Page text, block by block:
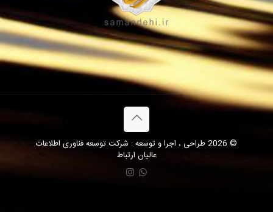
© 2026 طراحی ، اجرا و توسعه : شرکت توسعه فناوری اطلاعات
عالیان ارتباط